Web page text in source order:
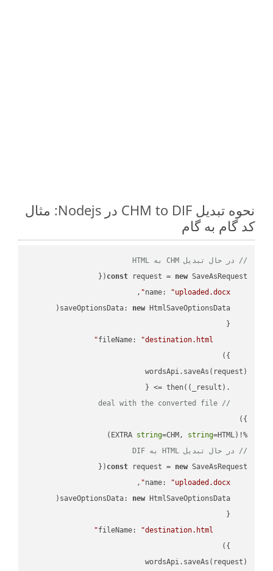
نحوه تبدیل CHM to DIF در Nodejs: مثال
کد گام به گام
// در حال تبدیل CHM به HTML
const request = new
name: "uploaded.docx"
saveOptionsData: new
fileName:
"destination.html"
    .then(
( _result ) =>
// deal with the converted file
%!(EXTRA
string=CHM, string=HTML)
// در حال تبدیل HTML به DIF
const request = new
name: "uploaded.docx"
saveOptionsData: new
fileName:
"destination.html"